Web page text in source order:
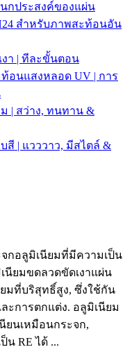
นกประสงค์ของแผ่น
สำหรับภาพสะท้อนอัน
งา | ทีละขั้นตอน
อนแสงหลอด UV | การ
| สว่าง, ทนทาน &
สี | แวววาว, มีสไตล์ &
กอลูมิเนียมที่มีความเป็น
นียมขดลวดขัดเงาแผ่น
มที่บริสุทธิ์สูง, ซึ่งใช้กัน
ะการตกแต่ง. อลูมิเนียม
ยนเหมือนกระจก,
น RE ได้ ...